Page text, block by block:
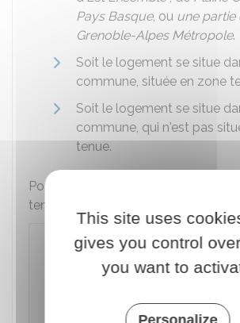
Pays Basque, ou une
Grenoble-Alpes Métropole.
Soit le logement se situe
commune, située en zone
Soit le logement se situe
commune, qui n'est pas
tenue.
Pour savoir si votre commune est
tendue, vous pouvez utiliser ce
Savoir si un logement est
zone tendue (préavis du
encadrement des loyers)
Accéder au
This site uses
gives you control
you want to
Personalize